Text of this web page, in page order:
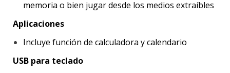
memoria o bien jugar desde los medios extraíbles
Aplicaciones
Incluye función de calculadora y calendario
USB para teclado